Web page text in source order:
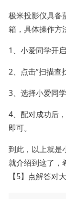
极米投影仪具备
箱，具体操作方
1、小爱同学开
2、点击”扫描查
3、选择小爱同
4、配对成功后
即可。
到此，以上就是
就介绍到这了，
【5】点解答对